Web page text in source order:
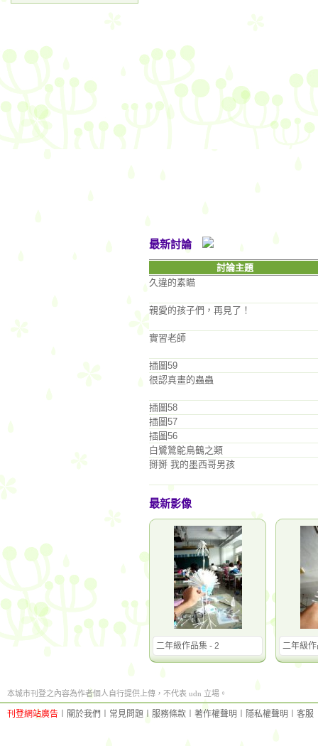
最新討論
討論主題
久違的素瞄
親愛的孩子們，再見了！
實習老師
插圖59
很認真畫的蟲蟲
插圖58
插圖57
插圖56
白鷺鷥鴕鳥鶴之類
掰掰 我的墨西哥男孩
最新影像
二年級作品集 - 2 二年級
本城市刊登之內容為作者個人自行提供上傳，不代表 udn 立場。
刊登網站廣告 關於我們 常見問題 ︱ 服務條款 著作權聲明 隱私權聲明 客服